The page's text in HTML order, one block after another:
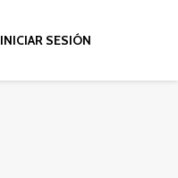
INICIAR SESIÓN